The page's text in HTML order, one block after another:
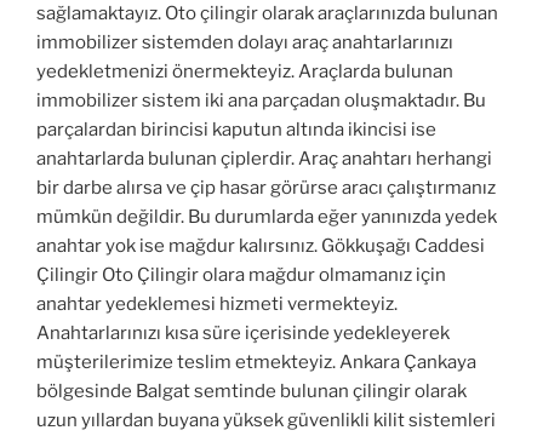
sağlamaktayız. Oto çilingir olarak araçlarınızda bulunan
immobilizer sistemden dolayı araç anahtarlarınızı
yedekletmenizi önermekteyiz. Araçlarda bulunan
immobilizer sistem iki ana parçadan oluşmaktadır. Bu
parçalardan birincisi kaputun altında ikincisi ise
anahtarlarda bulunan çiplerdir. Araç anahtarı herhangi
bir darbe alırsa ve çip hasar görürse aracı çalıştırmanız
mümkün değildir. Bu durumlarda eğer yanınızda yedek
anahtar yok ise mağdur kalırsınız. Gökkuşağı Caddesi
Çilingir Oto Çilingir olara mağdur olmamanız için
anahtar yedeklemesi hizmeti vermekteyiz.
Anahtarlarınızı kısa süre içerisinde yedekleyerek
müşterilerimize teslim etmekteyiz. Ankara Çankaya
bölgesinde Balgat semtinde bulunan çilingir olarak
uzun yıllardan buyana yüksek güvenlikli kilit sistemleri